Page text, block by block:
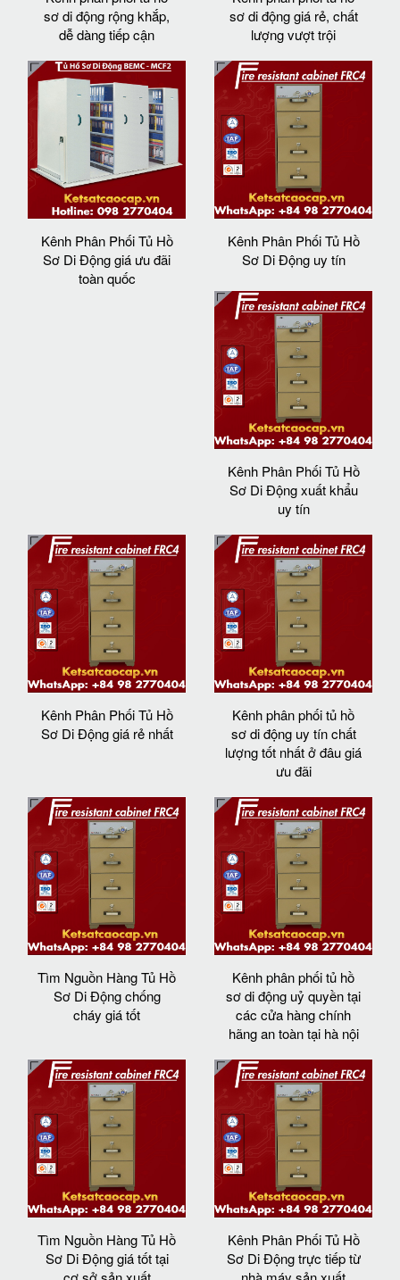
sơ di động rộng khắp,
dễ dàng tiếp cận
sơ di động giá rẻ, chất
lượng vượt trội
Kênh Phân Phối Tủ Hồ
Sơ Di Động giá ưu đãi
toàn quốc
Kênh Phân Phối Tủ Hồ
Sơ Di Động uy tín
Kênh Phân Phối Tủ Hồ
Sơ Di Động xuất khẩu
uy tín
Kênh Phân Phối Tủ Hồ
Sơ Di Động giá rẻ nhất
Kênh phân phối tủ hồ
sơ di động uy tín chất
lượng tốt nhất ở đâu giá
ưu đãi
Tìm Nguồn Hàng Tủ Hồ
Sơ Di Động chống
cháy giá tốt
Kênh phân phối tủ hồ
sơ di động uỷ quyền tại
các cửa hàng chính
hãng an toàn tại hà nội
Tìm Nguồn Hàng Tủ Hồ
Sơ Di Động giá tốt tại
Kênh Phân Phối Tủ Hồ
Sơ Di Động trực tiếp từ